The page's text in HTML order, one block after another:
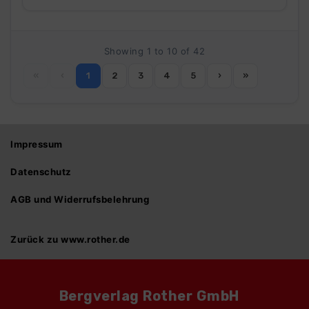
Showing 1 to 10 of 42
1 2 3 4 5 › »
Impressum
Datenschutz
AGB und Widerrufsbelehrung
Zurück zu www.rother.de
Bergverlag Rother GmbH